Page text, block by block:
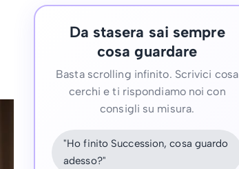
Da stasera sai sempre
cosa guardare
Basta scrolling infinito. Scrivici cosa
cerchi e ti rispondiamo noi con
consigli su misura.
"Ho finito Succession, cosa guardo
adesso?"